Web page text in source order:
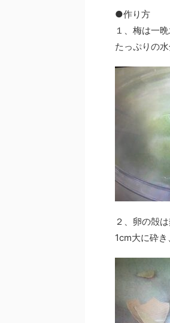
●作り方
１、梅は一
たっぷりの
２、卵の殻
1cm大に砕き